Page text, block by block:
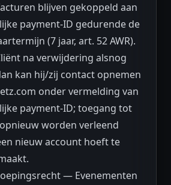
blijven gekoppeld aan
payment-ID gedurende de
(7 jaar, art. 52 AWR).
na verwijdering alsnog
kan hij/zij contact opnemen
onder vermelding van
payment-ID; toegang tot
worden verleend
nieuw account hoeft te
— Evenementen